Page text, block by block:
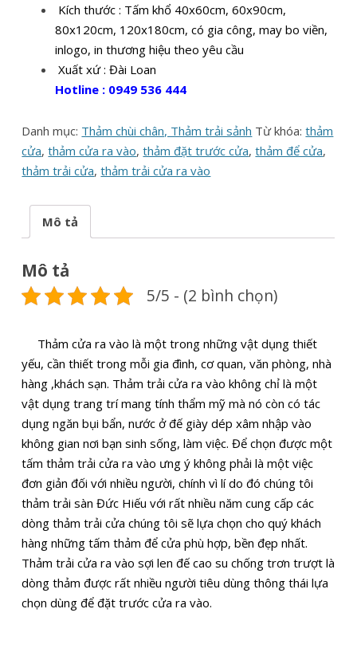
Kích thước : Tấm khổ 40x60cm, 60x90cm,
80x120cm, 120x180cm, có gia công, may bo viền,
inlogo, in thương hiệu theo yêu cầu
Xuất xứ : Đài Loan
Hotline : 0949 536 444
Danh mục: Thảm chùi chân, Thảm trải sảnh Từ khóa:thảm
cửa,thảm cửa ra vào,thảm đặt trước cửa,thảm để cửa,
thảm trải cửa,thảm trải cửa ra vào
Mô tả
Mô tả
5/5 - (2 bình chọn)
Thảm cửa ra vào là một trong những vật dụng thiết
yếu, cần thiết trong mỗi gia đình, cơ quan, văn phòng, nhà
hàng ,khách sạn. Thảm trải cửa ra vào không chỉ là một
vật dụng trang trí mang tính thẩm mỹ mà nó còn có tác
dụng ngăn bụi bẩn, nước ở đế giày dép xâm nhập vào
không gian nơi bạn sinh sống, làm việc. Để chọn được một
tấm thảm trải cửa ra vào ưng ý không phải là một việc
đơn giản đối với nhiều người, chính vì lí do đó chúng tôi
thảm trải sàn Đức Hiếu với rất nhiều năm cung cấp các
dòng thảm trải cửa chúng tôi sẽ lựa chọn cho quý khách
hàng những tấm thảm để cửa phù hợp, bền đẹp nhất.
Thảm trải cửa ra vào sợi len đế cao su chống trơn trượt là
dòng thảm được rất nhiều người tiêu dùng thông thái lựa
chọn dùng để đặt trước cửa ra vào.